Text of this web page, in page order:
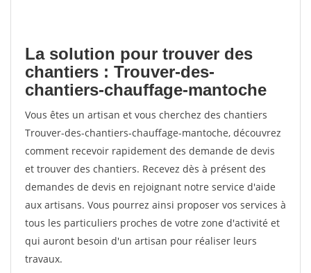
La solution pour trouver des
chantiers : Trouver-des-
chantiers-chauffage-mantoche
Vous êtes un artisan et vous cherchez des chantiers
Trouver-des-chantiers-chauffage-mantoche, découvrez
comment recevoir rapidement des demande de devis
et trouver des chantiers. Recevez dès à présent des
demandes de devis en rejoignant notre service d'aide
aux artisans. Vous pourrez ainsi proposer vos services à
tous les particuliers proches de votre zone d'activité et
qui auront besoin d'un artisan pour réaliser leurs
travaux.